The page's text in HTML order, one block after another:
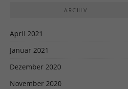
ARCHIV
April 2021
Januar 2021
Dezember 2020
November 2020